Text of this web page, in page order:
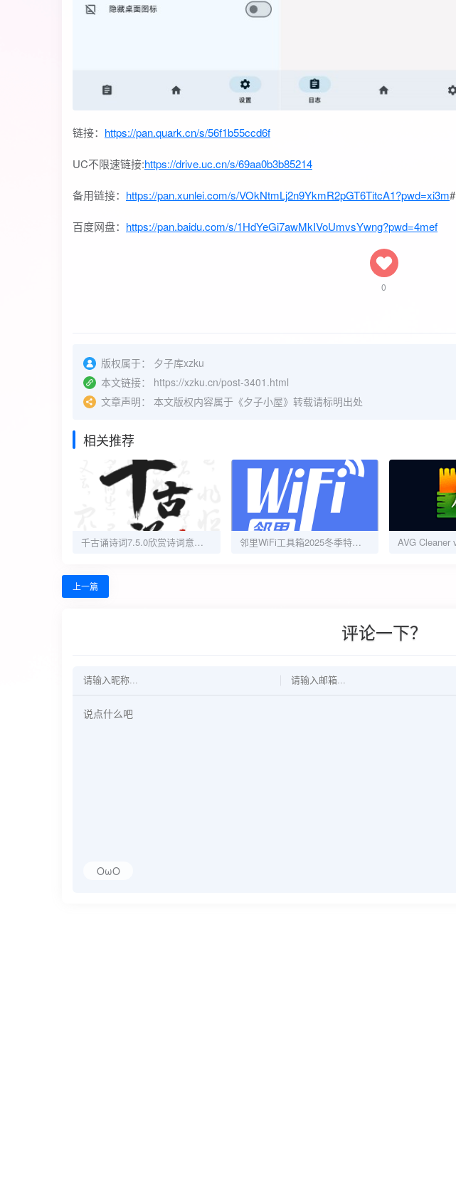
链接： https://pan.quark.cn/s/56f1b55ccd6f
UC不限速链接:https://drive.uc.cn/s/69aa0b3b85214
备用链接： https://pan.xunlei.com/s/VOkNtmLj2n9YkmR2pGT6TitcA1?pwd=xi3m#
百度网盘： https://pan.baidu.com/s/1HdYeGi7awMkIVoUmvsYwng?pwd=4mef
0
版权属于：
夕子库xzku
本文链接：
https://xzku.cn/post-3401.html
文章声明：
本文版权内容属于《夕子小屋》转载请标明出处
相关推荐
千古诵诗词7.5.0欣赏诗词意境之美解锁终身会员 邻里WiFi工具箱2025冬季特别版：一键获取已连接WiFi密码
上一篇
评论一下？
OωO